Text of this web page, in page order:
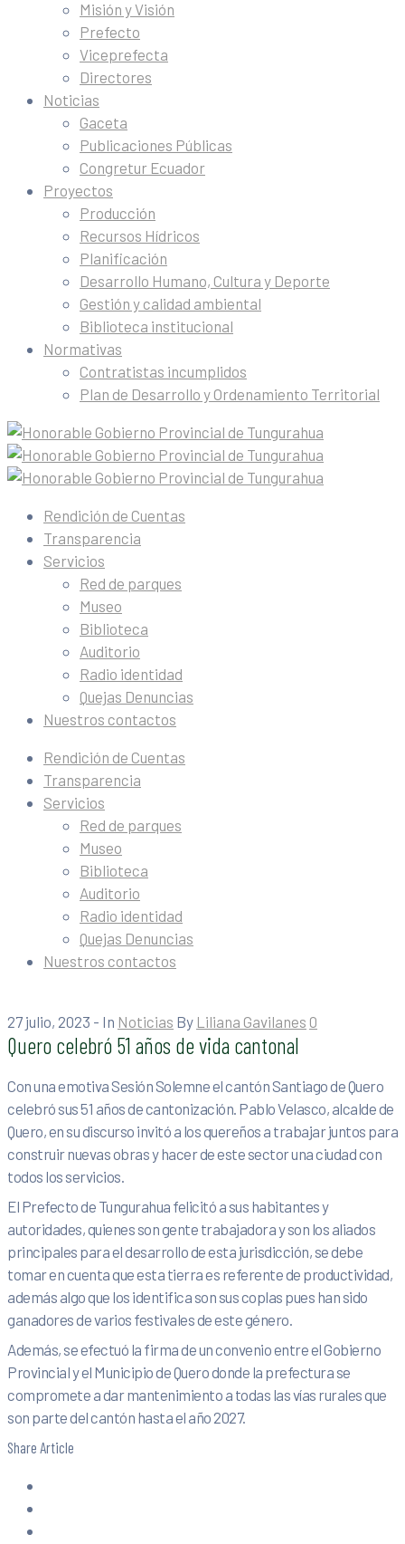
Misión y Visión
Prefecto
Viceprefecta
Directores
Noticias
Gaceta
Publicaciones Públicas
Congretur Ecuador
Proyectos
Producción
Recursos Hídricos
Planificación
Desarrollo Humano, Cultura y Deporte
Gestión y calidad ambiental
Biblioteca institucional
Normativas
Contratistas incumplidos
Plan de Desarrollo y Ordenamiento Territorial
Rendición de Cuentas
Transparencia
Servicios
Red de parques
Museo
Biblioteca
Auditorio
Radio identidad
Quejas Denuncias
Nuestros contactos
Rendición de Cuentas
Transparencia
Servicios
Red de parques
Museo
Biblioteca
Auditorio
Radio identidad
Quejas Denuncias
Nuestros contactos
27 julio, 2023 - In Noticias By Liliana Gavilanes 0
Quero celebró 51 años de vida cantonal
Con una emotiva Sesión Solemne el cantón Santiago de Quero
celebró sus 51 años de cantonización. Pablo Velasco, alcalde de
Quero, en su discurso invitó a los quereños a trabajar juntos para
construir nuevas obras y hacer de este sector una ciudad con
todos los servicios.
El Prefecto de Tungurahua felicitó a sus habitantes y
autoridades, quienes son gente trabajadora y son los aliados
principales para el desarrollo de esta jurisdicción, se debe
tomar en cuenta que esta tierra es referente de productividad,
además algo que los identifica son sus coplas pues han sido
ganadores de varios festivales de este género.
Además, se efectuó la firma de un convenio entre el Gobierno
Provincial y el Municipio de Quero donde la prefectura se
compromete a dar mantenimiento a todas las vías rurales que
son parte del cantón hasta el año 2027.
Share Article